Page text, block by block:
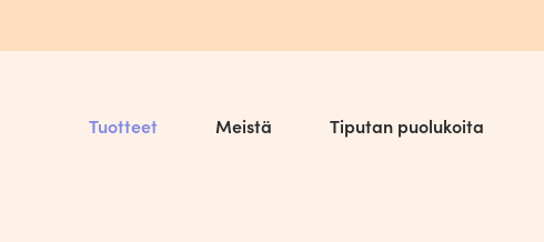
Tuotteet Meistä Tiputan puolukoita